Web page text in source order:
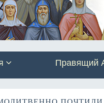
Правящий